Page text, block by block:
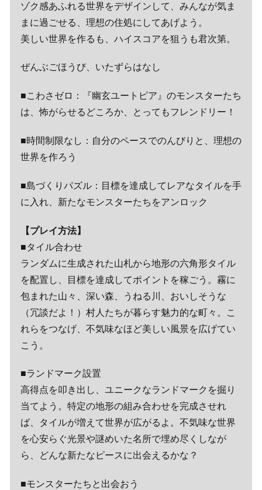
ゾク感あふれる世界をデザインして、みんなが気ま
まに過ごせる、理想の住処にしてあげよう。
美しい世界を作るも、ハイスコアを狙うも君次第。
ぜんぶごほうび、いたずらはなし
■こわさゼロ：『幽玄ユートピア』のモンスターたち
は、怖がらせるどころか、とってもフレンドリー！
■時間制限なし：自分のペースでのんびりと、理想の
世界を作ろう
■島づくりパズル：目標を達成してレアなタイルを手
に入れ、新たなモンスターたちをアンロック
【プレイ方法】
■タイル合わせ
ランダムに生成された山札から地形の六角形タイル
を配置し、目標を達成してポイントを稼ごう。霧に
包まれた山々、深い森、うねる川、おいしそうな
（冗談だよ！）村人たちが暮らす魅力的な町々。こ
れらをつなげ、不気味なほど美しい風景を広げてい
こう。
■ランドマーク設置
高得点を叩き出し、ユニークなランドマークを掘り
当てよう。特定の地形の組み合わせを完成させれ
ば、タイルが増えて世界が広がるよ。不気味な世界
を心安らぐ光景や謎めいた名所で埋め尽くしなが
ら、どんな新たなピースに出会えるかな？
■モンスターたちと出会おう